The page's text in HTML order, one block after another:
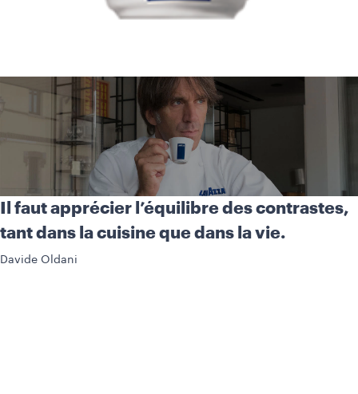
Il faut apprécier l’équilibre des contrastes,
tant dans la cuisine que dans la vie.
Davide Oldani